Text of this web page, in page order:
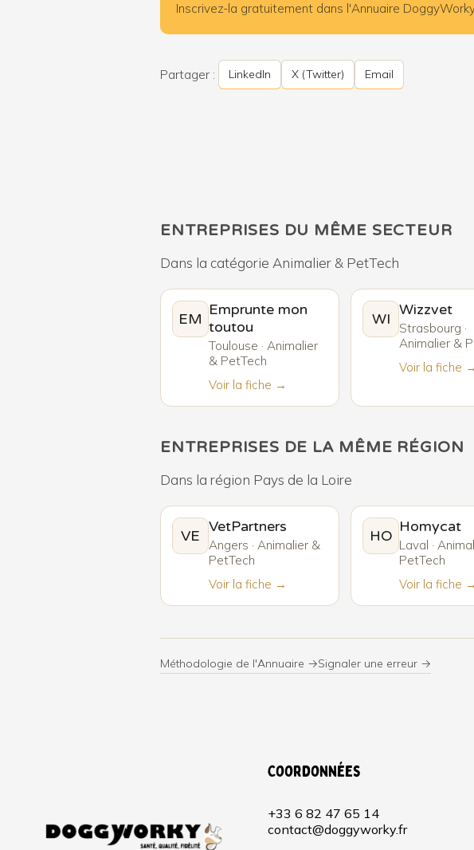
Inscrivez-la gratuitement dans l'Annuaire
Partager : LinkedIn X (Twitter) Email
ENTREPRISES DU MÊME SECTEUR
Dans la catégorie Animalier & PetTech
EM
Emprunte mon
toutou
Toulouse · Animalier
& PetTech
Voir la fiche →
WI
Wizzvet
Strasbourg ·
Animalier &
Voir la fiche →
ENTREPRISES DE LA MÊME RÉGION
Dans la région Pays de la Loire
VE
VetPartners
Angers · Animalier &
PetTech
Voir la fiche →
HO
Homycat
Laval ·
PetTech
Voir la fiche →
Méthodologie de l'Annuaire →Signaler une erreur →
Coordonnées
+33 6 82 47 65 14
contact@doggyworky.fr